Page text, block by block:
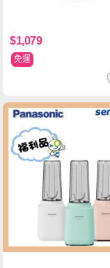
$1,079
免運